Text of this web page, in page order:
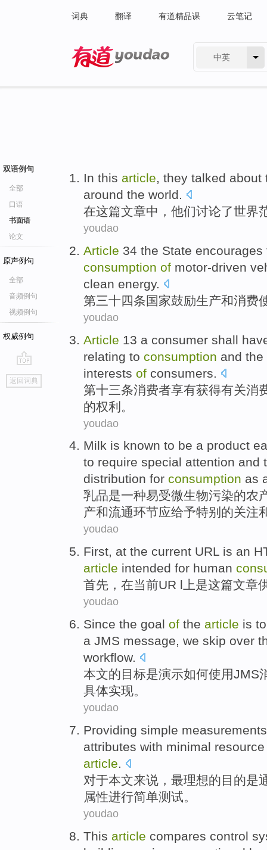
词典 翻译 有道精品课 云笔记
中英
双语例句
全部
口语
书面语
论文
原声例句
全部
音频例句
视频例句
权威例句
go
top
返回词典
In this article, they talked about
around the world.
在这篇文章中， 他们讨论了世界
youdao
Article 34 the State encourages
consumption of motor-driven
clean energy.
第三十四条国家鼓励生产和消费
youdao
Article 13 a consumer shall
relating to consumption and the
interests of consumers
第十三条消费者享有获得有关消
的权利 。
youdao
Milk is known to be a product
to require special attention and
distribution for consumption as
乳品是一种易受微生物污染的农
产和流通环节应给予特别 的关注
youdao
First, at the current URL is an
article intended for human
首先 ， 在当前UR l上是这篇文章
youdao
Since the goal of the article is
a JMS message, we skip over
workflow.
本文的目标是演示如何使用JMS
具体实现。
youdao
Providing simple measurements
attributes with minimal resource
article.
对于本文来说， 最理想的目的是
属性进行简单测试。
youdao
This article compares control